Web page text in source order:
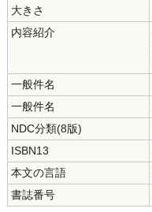
大きさ
内容紹介
一般件名
一般件名
NDC分類(8版)
ISBN13
本文の言語
書誌番号